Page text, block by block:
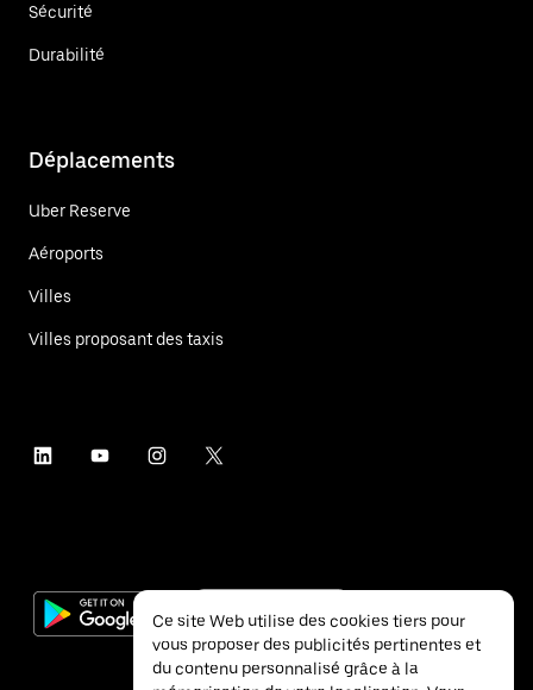
Sécurité
Durabilité
Déplacements
Uber Reserve
Aéroports
Villes
Villes proposant des taxis
Ce site Web utilise des cookies tiers pour
vous proposer des publicités pertinentes et
du contenu personnalisé grâce à la